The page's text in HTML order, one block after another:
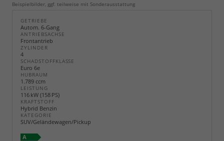
Beispielbilder, ggf. teilweise mit Sonderausstattung
GETRIEBE
Autom. 6-Gang
ANTRIEBSACHSE
Frontantrieb
ZYLINDER
4
SCHADSTOFFKLASSE
Euro 6e
HUBRAUM
1.789 ccm
LEISTUNG
116 kW (158 PS)
KRAFTSTOFF
Hybrid Benzin
KATEGORIE
SUV/Geländewagen/Pickup